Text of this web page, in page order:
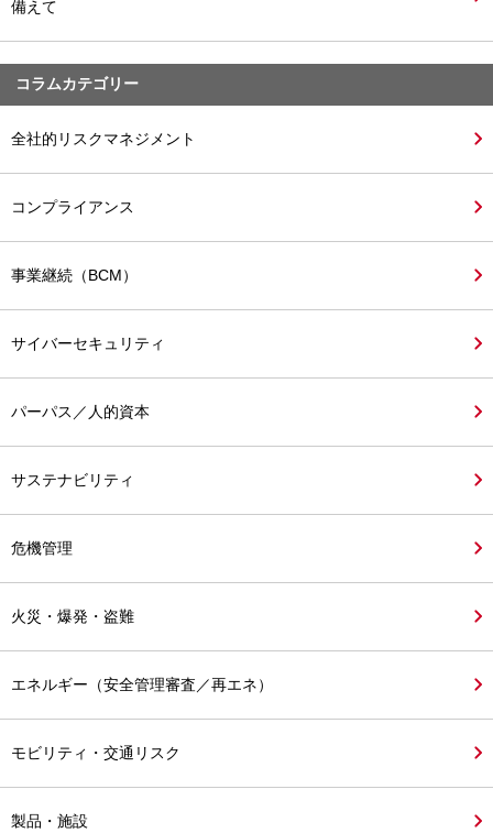
備えて
コラムカテゴリー
全社的リスクマネジメント
コンプライアンス
事業継続（BCM）
サイバーセキュリティ
パーパス／人的資本
サステナビリティ
危機管理
火災・爆発・盗難
エネルギー（安全管理審査／再エネ）
モビリティ・交通リスク
製品・施設